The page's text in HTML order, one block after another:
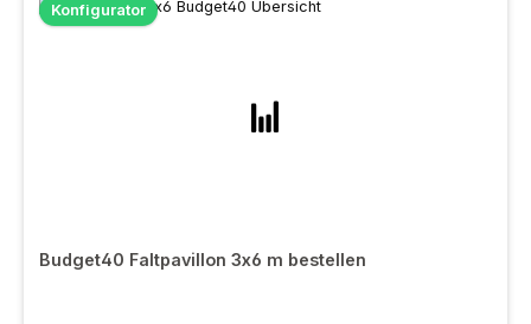
Konfigurator
Budget40 Faltpavillon 3x6 m bestellen